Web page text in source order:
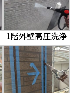
1階外壁高圧洗浄